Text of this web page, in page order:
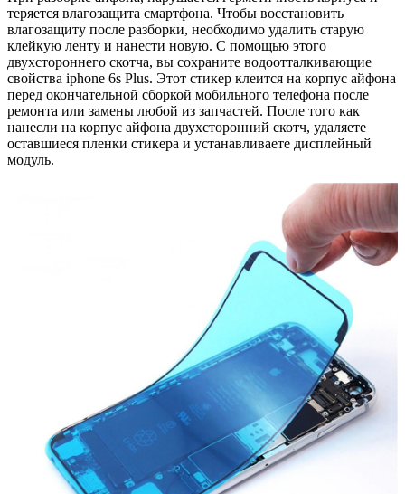
теряется влагозащита смартфона. Чтобы восстановить
влагозащиту после разборки, необходимо удалить старую
клейкую ленту и нанести новую. С помощью этого
двухстороннего скотча, вы сохраните водоотталкивающие
свойства iphone 6s Plus. Этот стикер клеится на корпус айфона
перед окончательной сборкой мобильного телефона после
ремонта или замены любой из запчастей. После того как
нанесли на корпус айфона двухсторонний скотч, удаляете
оставшиеся пленки стикера и устанавливаете дисплейный
модуль.